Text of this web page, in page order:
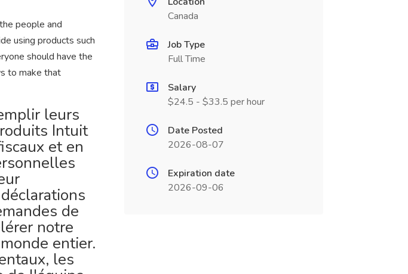
people and
using products such
should have the
to make that
leurs
Intuit
et en
de
notre
entier.
les
Canada
Job Type
Full Time
Salary
$24.5 - $33.5 per hour
Date Posted
2026-08-07
Expiration date
2026-09-06